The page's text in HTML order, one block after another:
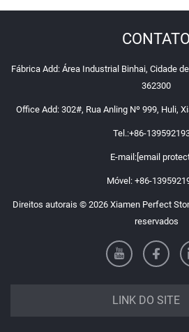
CONTATO
Fábrica Add: Área Industrial Binhai, Cidade
362300
Office Add: 302#, Rua Anling Nº 999, Huli,
Tel.:+86-
E-mail: [email
Móvel: +86-
Direitos autorais © 2026 Xiamen Perfect
reservados
LINK DO SITE